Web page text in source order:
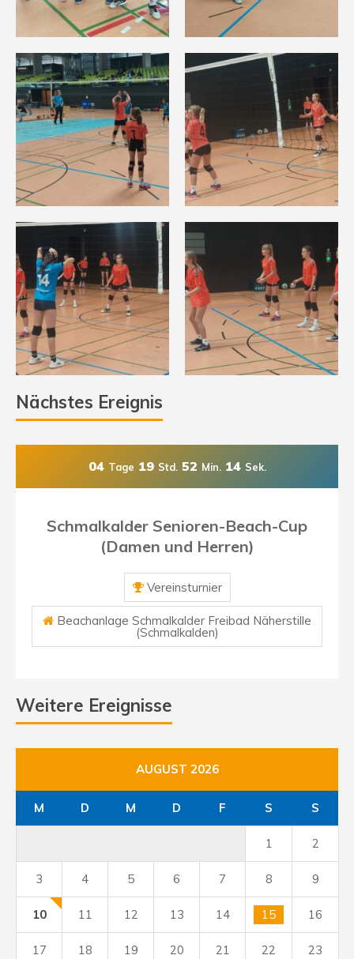
Nächstes Ereignis
04 Tage 19 Std. 52 Min. 13 Sek.
Schmalkalder Senioren-Beach-Cup
(Damen und Herren)
Vereinsturnier
Beachanlage Schmalkalder Freibad Näherstille
(Schmalkalden)
Weitere Ereignisse
AUGUST 2026
M D M D F S S
1 2
3 4 5 6 7 8 9
10 11 12 13 14 15 16
17 18 19 20 21 22 23